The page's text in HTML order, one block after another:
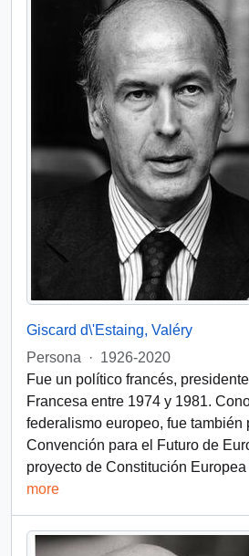
Giscard d\'Estaing, Valéry
Persona
· 1926-2020
Fue un político francés,
Francesa entre 1974 y 1981.
federalismo europeo, fue también
Convención para el Futuro de
proyecto de Constitución Europea
more